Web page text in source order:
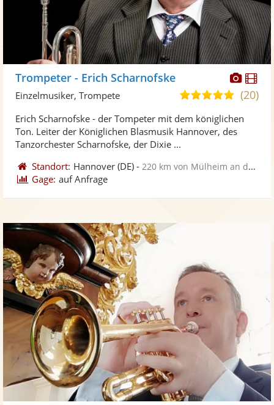
Fotos
Trompeter - Erich Scharnofske
5,0
5
(20)
Einzelmusiker, Trompete
Erich Scharnofske - der Tompeter mit dem königlichen
Ton. Leiter der Königlichen Blasmusik Hannover, des
Tanzorchester Scharnofske, der Dixie ...
Standort: Hannover (DE) - 220 km von Mülheim an der Ruhr
Gage: auf Anfrage